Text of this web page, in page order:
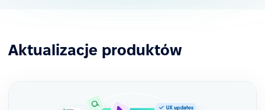
Aktualizacje produktów